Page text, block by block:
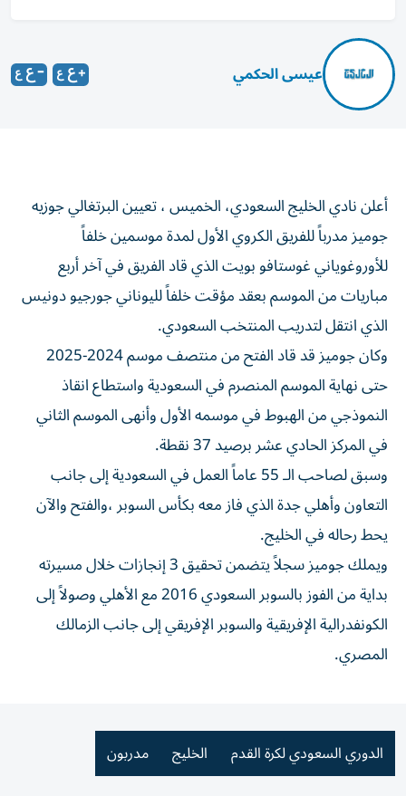
عيسى الحكمي
أعلن نادي الخليج السعودي، الخميس ، تعيين البرتغالي جوزيه
جوميز مدرباً للفريق الكروي الأول لمدة موسمين خلفاً
للأوروغوياني غوستافو بويت الذي قاد الفريق في آخر أربع
مباريات من الموسم بعقد مؤقت خلفاً لليوناني جورجيو دونيس
الذي انتقل لتدريب المنتخب السعودي.
وكان جوميز قد قاد الفتح من منتصف موسم 2024-2025
حتى نهاية الموسم المنصرم في السعودية واستطاع انقاذ
النموذجي من الهبوط في موسمه الأول وأنهى الموسم الثاني
في المركز الحادي عشر برصيد 37 نقطة.
وسبق لصاحب الـ 55 عاماً العمل في السعودية إلى جانب
التعاون وأهلي جدة الذي فاز معه بكأس السوبر ،والفتح والآن
يحط رحاله في الخليج.
ويملك جوميز سجلاً يتضمن تحقيق 3 إنجازات خلال مسيرته
بداية من الفوز بالسوبر السعودي 2016 مع الأهلي وصولاً إلى
الكونفدرالية الإفريقية والسوبر الإفريقي إلى جانب الزمالك
المصري.
الدوري السعودي لكرة القدم الخليج مدربون